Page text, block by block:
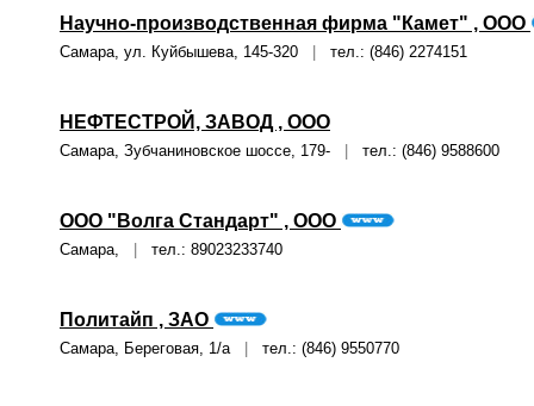
Научно-производственная фирма "Камет" , ООО
Самара, ул. Куйбышева, 145-320 тел.: (846) 2274151
НЕФТЕСТРОЙ, ЗАВОД , ООО
Самара, Зубчаниновское шоссе, 179- тел.: (846) 9588600
ООО "Волга Стандарт" , ООО
Самара, тел.: 89023233740
Политайп , ЗАО
Самара, Береговая, 1/а тел.: (846) 9550770